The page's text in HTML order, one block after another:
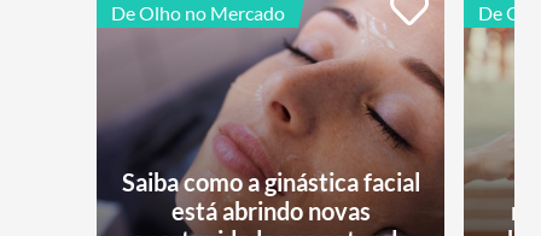
De Olho no Mercado
Saiba como a ginástica facial
está abrindo novas
De